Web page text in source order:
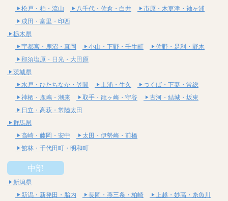
松戸・柏・流山
八千代・佐倉・白井
市原・木更津・袖ヶ浦
成田・富里・印西
栃木県
宇都宮・鹿沼・真岡
小山・下野・壬生町
佐野・足利・野木
那須塩原・日光・大田原
茨城県
水戸・ひたちなか・笠間
土浦・牛久
つくば・下妻・常総
神栖・鹿嶋・潮来
取手・龍ヶ崎・守谷
古河・結城・坂東
日立・高萩・常陸太田
群馬県
高崎・藤岡・安中
太田・伊勢崎・前橋
館林・千代田町・明和町
中部
新潟県
新潟・新発田・胎内
長岡・燕三条・柏崎
上越・妙高・糸魚川